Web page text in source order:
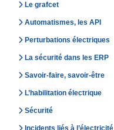
Le grafcet
Automatismes, les API
Perturbations électriques
La sécurité dans les ERP
Savoir-faire, savoir-être
L’habilitation électrique
Sécurité